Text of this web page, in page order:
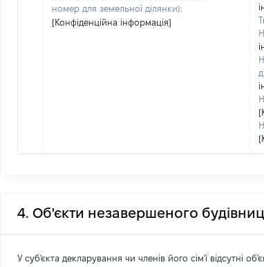
номер для земельної ділянки):
[Конфіденційна інформація]
4. Об'єкти незавершеного
У суб'єкта декларування чи членів його сім'ї відсутні